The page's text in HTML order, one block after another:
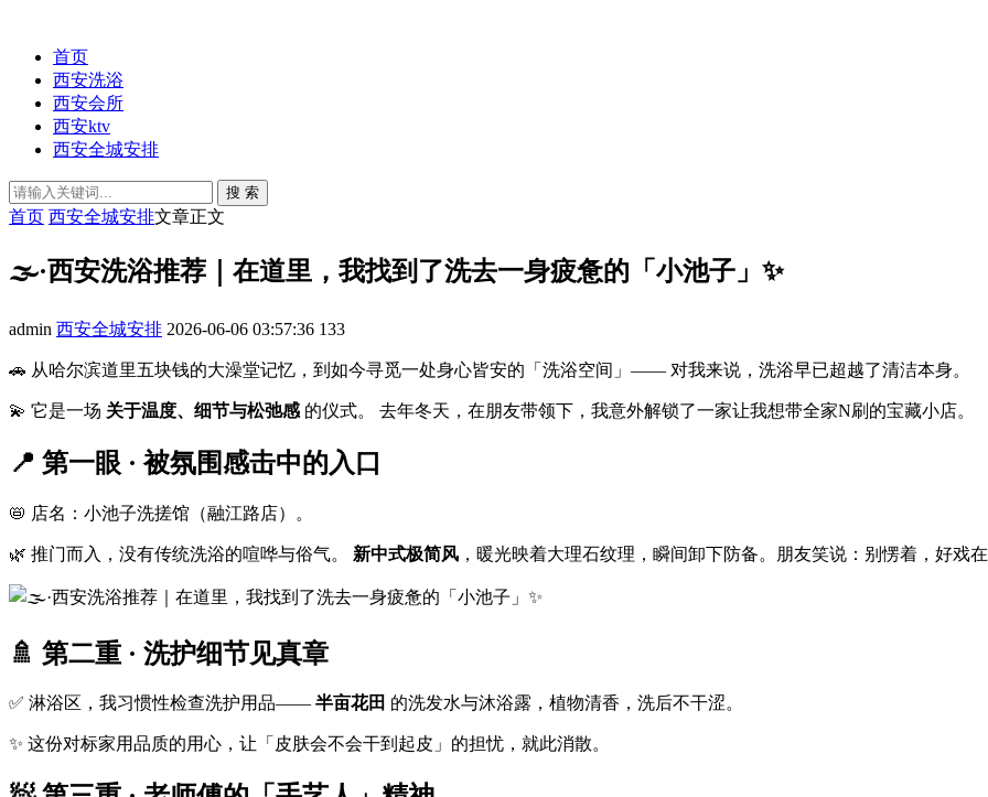
首页
西安洗浴
西安会所
西安ktv
西安全城安排
搜 索
首页 西安全城安排文章正文
🌫️·西安洗浴推荐｜在道里，我找到了洗去一身疲惫的「小池子」✨
admin 西安全城安排 2026-06-06 03:57:36 133
🚗 从哈尔滨道里五块钱的大澡堂记忆，到如今寻觅一处身心皆安的「洗浴空间」—— 对我来说，洗浴早已超越了清洁本身。
💫 它是一场 关于温度、细节与松弛感 的仪式。 去年冬天，在朋友带领下，我意外解锁了一家让我想带全家N刷的宝藏小店。
📍 第一眼 · 被氛围感击中的入口
📛 店名：小池子洗搓馆（融江路店）。
🌿 推门而入，没有传统洗浴的喧哗与俗气。 新中式极简风 ，暖光映着大理石纹理，瞬间卸下防备。朋友笑说：别愣着，好戏
🚿 第二重 · 洗护细节见真章
✅ 淋浴区，我习惯性检查洗护用品—— 半亩花田 的洗发水与沐浴露，植物清香，洗后不干涩。
✨ 这份对标家用品质的用心，让「皮肤会不会干到起皮」的担忧，就此消散。